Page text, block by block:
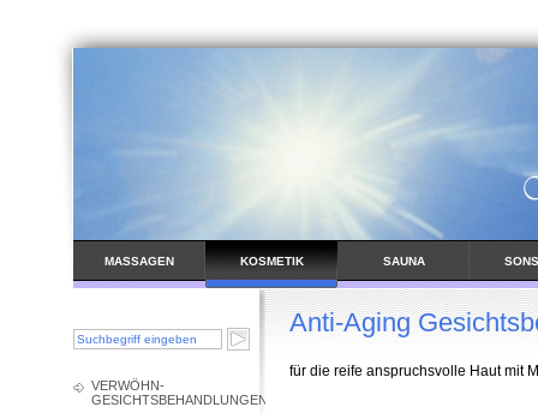
MASSAGEN KOSMETIK SAUNA
VERWÖHN-
GESICHTSBEHANDLUNGEN
Anti-Aging
für die reife anspruchsvolle Haut mit